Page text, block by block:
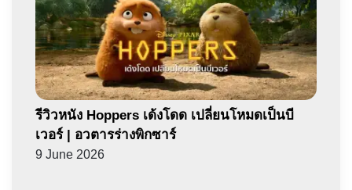
รีวิวหนัง Hoppers เด้งโดด เปลี่ยนโหมดเป็นบี
เวอร์ | อวตารร่างพิกซาร์
9 June 2026